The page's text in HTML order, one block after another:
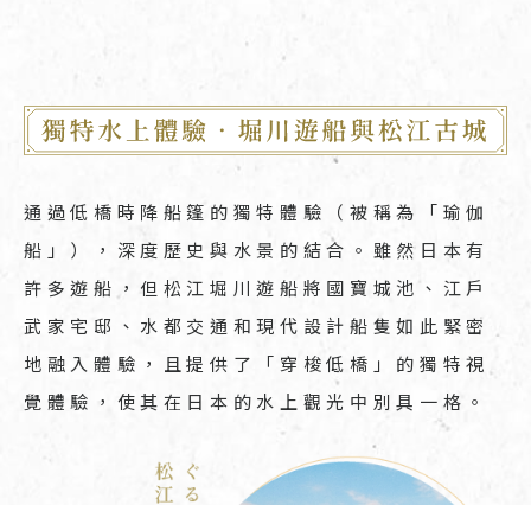
通過低橋時降船篷的獨特體驗（被稱為「瑜伽
船」），深度歷史與水景的結合。雖然日本有
許多遊船，但松江堀川遊船將國寶城池、江戶
武家宅邸、水都交通和現代設計船隻如此緊密
地融入體驗，且提供了「穿梭低橋」的獨特視
覺體驗，使其在日本的水上觀光中別具一格。